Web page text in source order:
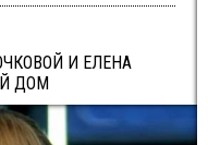
И ЕЛЕНА
ДОМ